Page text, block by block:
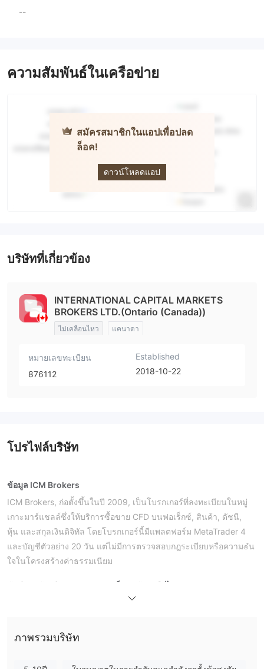
--
ความสัมพันธ์ในเครือข่าย
สมัครสมาชิกในแอปเพื่อปลด
ล็อค!
ดาวน์โหลดแอป
บริษัทที่เกี่ยวข้อง
INTERNATIONAL CAPITAL MARKETS
BROKERS LTD.(Ontario (Canada))
ไม่เคลือนไหว แคนาดา
หมายเลขทะเบียน
876112
Established
2018-10-22
โปรไฟล์บริษัท
ข้อมูล ICM Brokers
ICM Brokers, ก่อตั้งขึ้นในปี 2009, เป็นโบรกเกอร์ที่ลงทะเบียนในหมู่
เกาะมาร์แชลล์ซึ่งให้บริการซื้อขาย CFD บนฟอเร็กซ์, สินค้า, ดัชนี,
หุ้น และสกุลเงินดิจิทัล โดยโบรกเกอร์นี้มีแพลตฟอร์ม MetaTrader 4
และบัญชีตัวอย่าง 20 วัน แต่ไม่มีการตรวจสอบกฎระเบียบหรือความ๏ํน
ใจในโครงสร้างค่าธรรมเนียม
โบรกเกอร์ที่ไม่ได้รับการควบคุมโดยกฎ
ดูแลการเงินที่รับรองสำหรับฟอเร็กซ์หรือบริการโบรกเกอร์
2007 และยังคงอยู่อย่างมีข้อจำกัดในการโอนเงิน แม้ว่าออนไลน์มา
ภาพรวมบริษัท